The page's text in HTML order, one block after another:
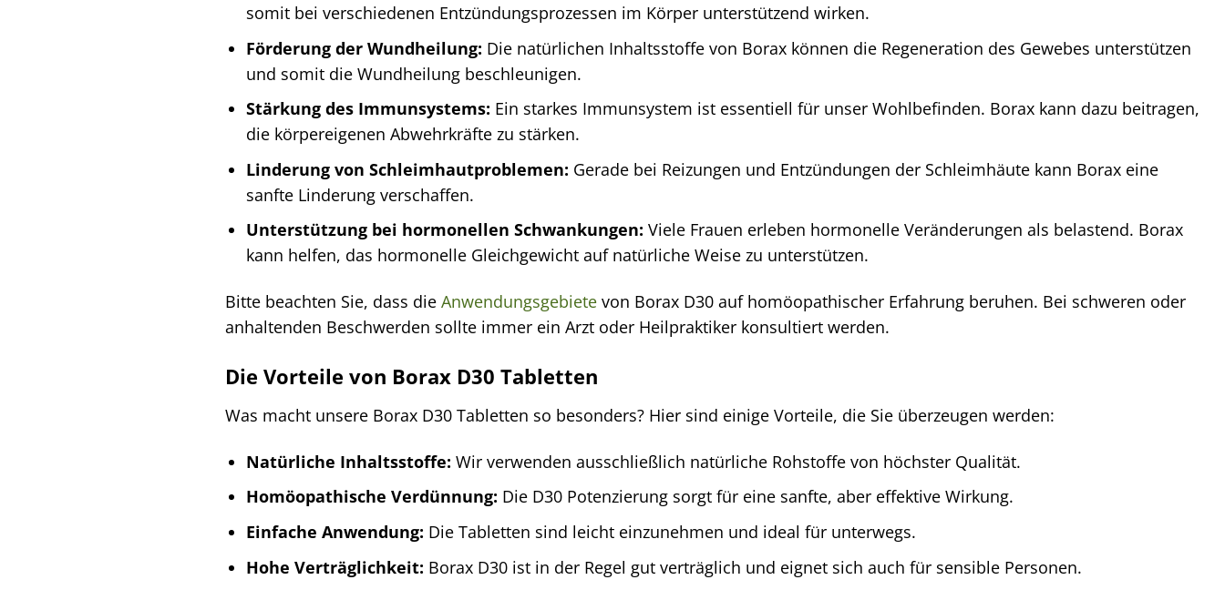
somit bei verschiedenen Entzündungsprozessen im Körper unterstützend wirken.
Förderung der Wundheilung: Die natürlichen Inhaltsstoffe von Borax können die Regeneration des Gewebes unterstützen
und somit die Wundheilung beschleunigen.
Stärkung des Immunsystems: Ein starkes Immunsystem ist essentiell für unser Wohlbefinden. Borax kann dazu beitragen,
die körpereigenen Abwehrkräfte zu stärken.
Linderung von Schleimhautproblemen: Gerade bei Reizungen und Entzündungen der Schleimhäute kann Borax eine
sanfte Linderung verschaffen.
Unterstützung bei hormonellen Schwankungen: Viele Frauen erleben hormonelle Veränderungen als belastend. Borax
kann helfen, das hormonelle Gleichgewicht auf natürliche Weise zu unterstützen.
Bitte beachten Sie, dass die Anwendungsgebiete von Borax D30 auf homöopathischer Erfahrung beruhen. Bei schweren oder
anhaltenden Beschwerden sollte immer ein Arzt oder Heilpraktiker konsultiert werden.
Die Vorteile von Borax D30 Tabletten
Was macht unsere Borax D30 Tabletten so besonders? Hier sind einige Vorteile, die Sie überzeugen werden:
Natürliche Inhaltsstoffe: Wir verwenden ausschließlich natürliche Rohstoffe von höchster Qualität.
Homöopathische Verdünnung: Die D30 Potenzierung sorgt für eine sanfte, aber effektive Wirkung.
Einfache Anwendung: Die Tabletten sind leicht einzunehmen und ideal für unterwegs.
Hohe Verträglichkeit: Borax D30 ist in der Regel gut verträglich und eignet sich auch für sensible Personen.